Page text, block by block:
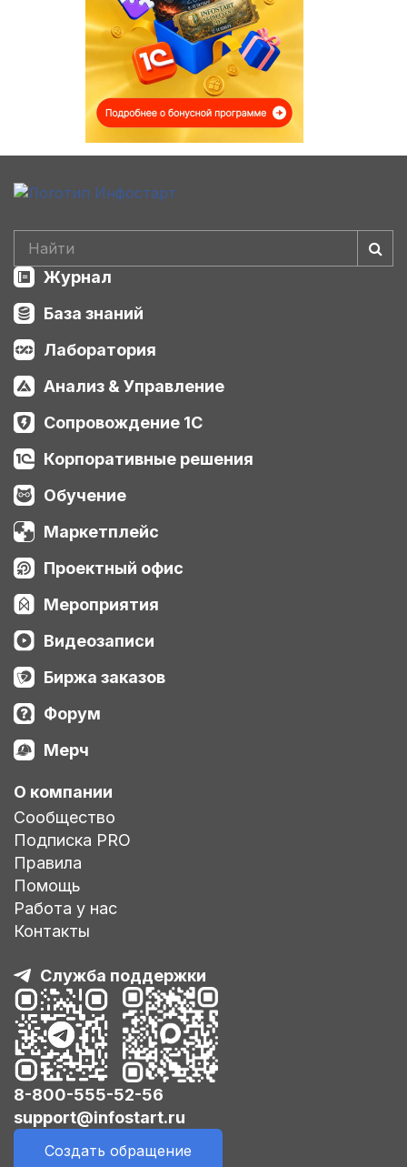
Журнал
База знаний
Лаборатория
Анализ & Управление
Сопровождение 1С
Корпоративные решения
Обучение
Маркетплейс
Проектный офис
Мероприятия
Видеозаписи
Биржа заказов
Форум
Мерч
О компании
Сообщество
Подписка PRO
Правила
Помощь
Работа у нас
Контакты
Служба поддержки
8-800-555-52-56
support@infostart.ru
Создать обращение